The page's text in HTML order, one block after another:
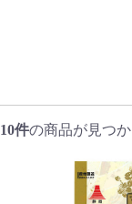
10件の商品が見つ